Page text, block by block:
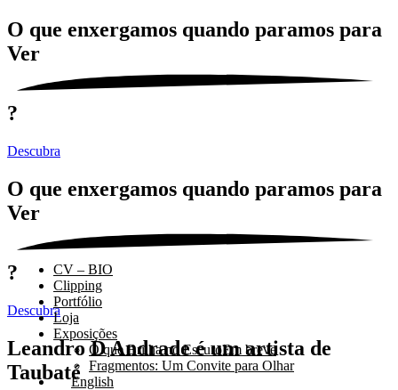
CV – BIO
Clipping
Portfólio
Loja
Exposições
O que Brilha no EscuroEm breve
Fragmentos: Um Convite para Olhar
English
O que enxergamos quando paramos para
Ver
?
Descubra
O que enxergamos quando paramos para
Ver
?
Descubra
Leandro D Andrade é um artista de
Taubaté